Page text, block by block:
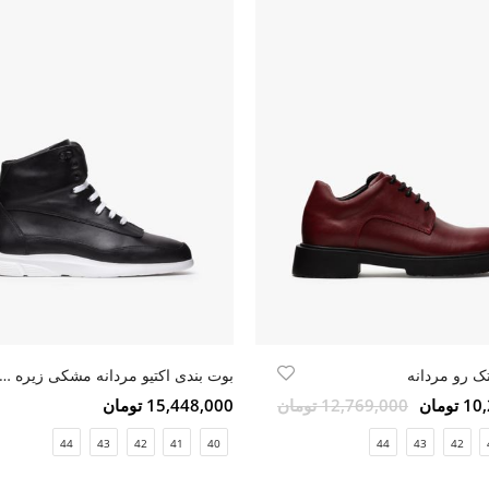
رو مردانه
12,769,000 تومان
42
43
44
بوت بندی اکتیو مردانه مشکی زیره سفید
15,448,000 تومان
40
41
42
43
44